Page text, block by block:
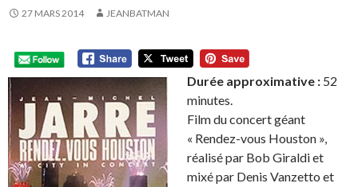
27 MARS 2014 JEANBATMAN
Durée approximative : 52
minutes.
Film du concert géant
« Rendez-vous Houston »,
réalisé par Bob Giraldi et
mixé par Denis Vanzetto et